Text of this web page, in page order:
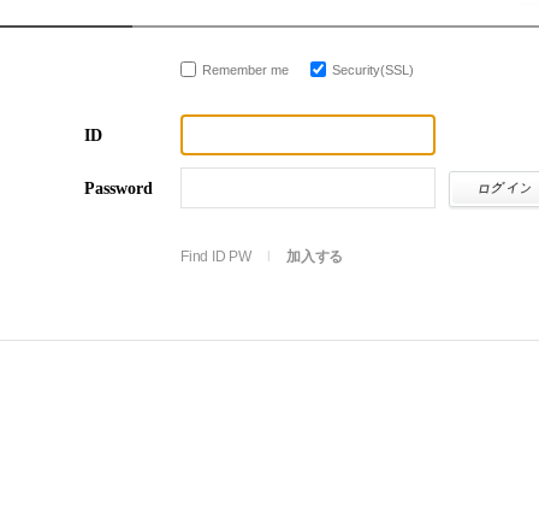
Remember me Security(SSL)
ID
Password
Find ID PW 加入する